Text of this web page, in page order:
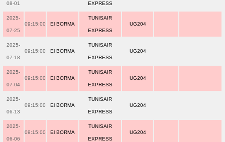
08-01 EXPRESS
2025-
07-25
09:15:00 El BORMA
TUNISAIR
EXPRESS
UG204
2025-
07-18
09:15:00 El BORMA
TUNISAIR
EXPRESS
UG204
2025-
07-04
09:15:00 El BORMA
TUNISAIR
EXPRESS
UG204
2025-
06-13
09:15:00 El BORMA
TUNISAIR
EXPRESS
UG204
2025-
06-06
09:15:00 El BORMA
TUNISAIR
EXPRESS
UG204